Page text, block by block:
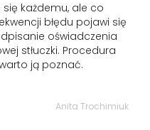
każdemu, ale co
błędu pojawi się
oświadczenia
stłuczki. Procedura
ją poznać.
Anita Trochimiuk